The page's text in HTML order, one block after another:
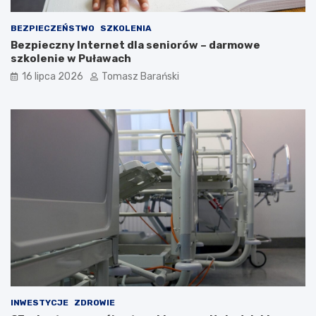
c
iBEZPIECZEŃSTWO SZKOLENIA
Bezpieczny Internet dla seniorów – darmowe
szkolenie w Puławach
16 lipca 2026 Tomasz Barański
INWESTYCJE ZDROWIE